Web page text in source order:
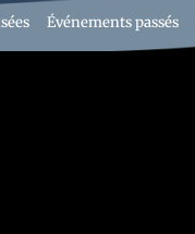
Événements passés